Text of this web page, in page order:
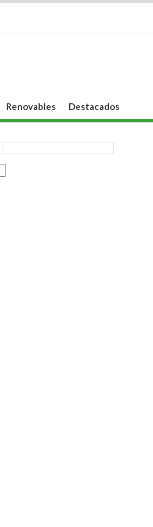
Renovables Destacados